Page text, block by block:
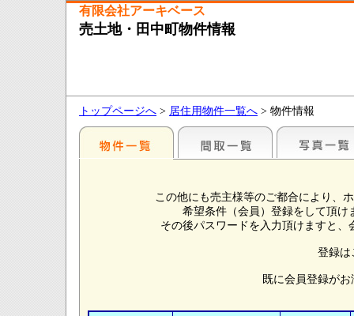
有限会社アーキベース
売土地・田中町物件情報
トップページへ > 居住用物件一覧へ > 物件情報
この他にも売主様等のご都合により、
希望条件（会員）登録をして頂
その後パスワードを入力頂けますと
登録
既に会員登録が